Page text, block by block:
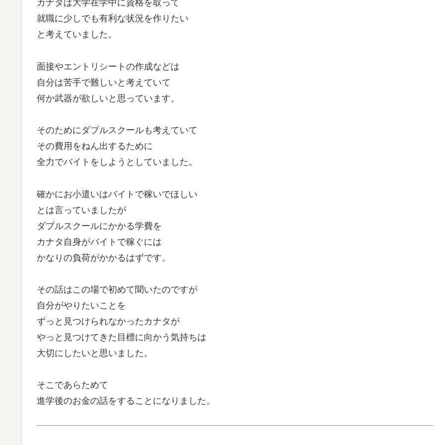
カナタは大学在学中に資格を取って
就職に少しでも有利な状況を作りたい
と考えていました。
面接やエントリシートの作成などは
自分は苦手で難しいと考えていて
何か武器が欲しいと思っています。
そのためにダブルスクールも考えていて
その費用をねん出するために
全力でバイトをしようとしていました。
確かにお小遣いはバイトで稼いでほしい
とは言っていましたが
ダブルスクールにかかる学費を
カナタ自身がバイトで稼ぐには
かなりの負荷がかかるはずです。
その話はこの場で初めて聞いたのですが
自分がやりたいことを
ずっと見つけられなかったカナタが
やっと見つけてきた目標に向かう気持ちは
大切にしたいと思いました。
そこであらためて
進学後のお金の話をすることになりました。